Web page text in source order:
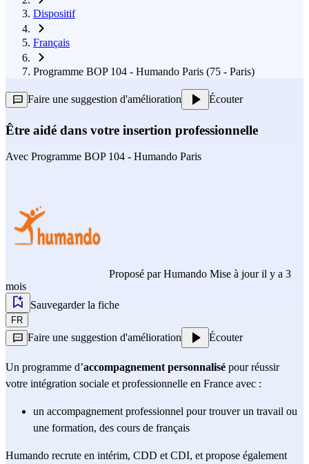
Dispositif
Français
Programme BOP 104 - Humando Paris (75 - Paris)
Faire une suggestion d'amélioration Écouter
Être aidé dans votre insertion professionnelle
Avec Programme BOP 104 - Humando Paris
Proposé par Humando Mise à jour il y a 3
mois
Sauvegarder la fiche
FR
Faire une suggestion d'amélioration Écouter
Un programme d’accompagnement personnalisé pour réussir
votre intégration sociale et professionnelle en France avec :
un accompagnement professionnel pour trouver un travail ou
une formation, des cours de français
Humando recrute en intérim, CDD et CDI, et propose également